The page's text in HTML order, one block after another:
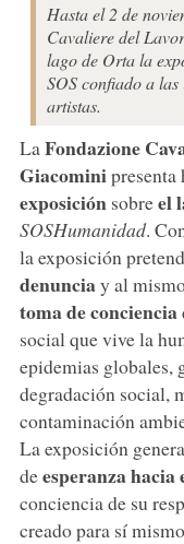
Hasta el 2 de
Cavaliere del
lago de Orta la
SOS confiado a
artistas.
La Fondazione
Giacominipresenta
exposición sobreel
SOSHumanidad.
la exposición
denunciay al
toma de conciencia
social que vive la
epidemias globales,
degradación social,
contaminación
La exposición
deesperanza hacia
conciencia de su
creado para sí